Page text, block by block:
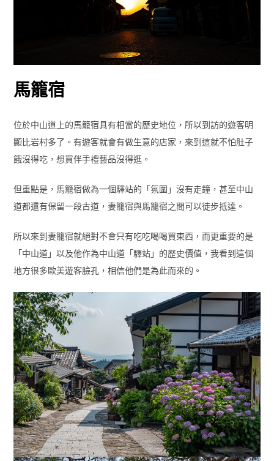
馬籠宿
位於中山道上的馬籠宿具有相當的歷史地位，所以到訪的遊客明
顯比岩村多了。有遊客就會有做生意的店家，來到這就不怕肚子
餓沒得吃，想買伴手禮藝品沒得逛。
但重點是，馬籠宿做為一個驛站的「氛圍」沒有走鐘，甚至中山
道都還有保留一段古道，妻籠宿與馬籠宿之間可以徒步抵達。
所以來到妻籠宿就絕對不會只有吃吃喝喝買東西，而更重要的是
「中山道」以及他作為中山道「驛站」的歷史價值，我看到這個
地方很多歐美遊客臉孔，相信他們是為此而來的。